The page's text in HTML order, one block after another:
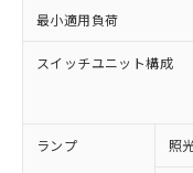
最小適用負荷
スイッチユニット構成
ランプ 照